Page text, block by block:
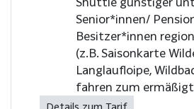
Senior*innen/
Besitzer*innen
(z.B. Saisonkarte
Langlaufloipe,
fahren zum